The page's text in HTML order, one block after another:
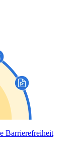
Barrierefreiheit